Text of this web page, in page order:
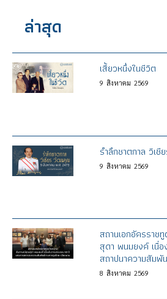
ล่าสุด
เสี้ยวหนึ่งในชีวิต
9 สิงหาคม 2569
รำลึกชาตกาล วิเ
9 สิงหาคม 2569
สถานเอกอัครรา
สุดา พนมยงค์ เนื่อ
สถาปนาความสัมพั
8 สิงหาคม 2569